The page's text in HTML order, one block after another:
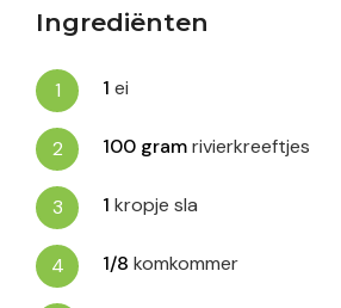
Ingrediënten
1 ei
100 gramrivierkreeftjes
1 kropje sla
1/8 komkommer